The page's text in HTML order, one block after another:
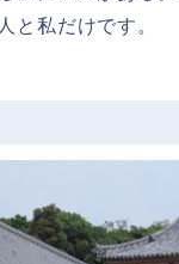
と私だけです。